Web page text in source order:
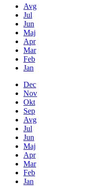
Avg
Jul
Jun
Maj
Apr
Mar
Feb
Jan
Dec
Nov
Okt
Sep
Avg
Jul
Jun
Maj
Apr
Mar
Feb
Jan